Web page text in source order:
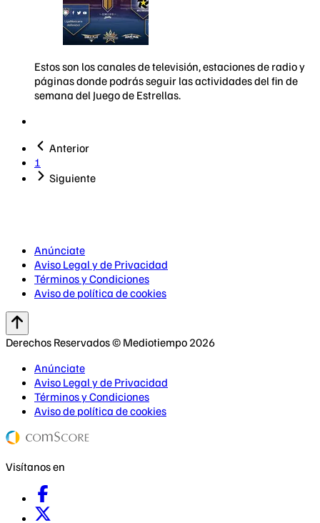
Estos son los canales de televisión, estaciones de radio y
páginas donde podrás seguir las actividades del fin de
semana del Juego de Estrellas.
Anterior
1
Siguiente
Anúnciate
Aviso Legal y de Privacidad
Términos y Condiciones
Aviso de política de cookies
Derechos Reservados © Mediotiempo 2026
Anúnciate
Aviso Legal y de Privacidad
Términos y Condiciones
Aviso de política de cookies
Visítanos en